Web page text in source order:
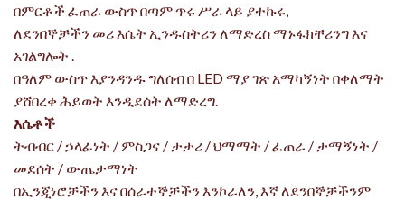
በምርቶች ፈጠራ ውስጥ በጣም ጥሩ ሥራ ላይ ያተኩሩ,
ለደንበኞቻችን መሪ እሴት ኢንዱስትሪን ለማድረስ ማኑፋክቸሪንግ እና
አገልግሎት .
በዓለም ውስጥ እያንዳንዱ ግለሰብ በ LED ማያ ገጽ አማካኝነት በቀለማት
ያሸበረቀ ሕይወት እንዲደሰት ለማድረግ.
እሴቶች
ትብብር / ኃላፊነት / ምስጋና / ታታሪ / ህማማት / ፈጠራ / ታማኝነት /
መደሰት / ውጤታማነት
በኢንጂነሮቻችን እና በሰራተኞቻችን እንኮራለን, እኛ ለደንበኞቻችንም